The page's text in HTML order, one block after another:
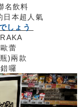
名飲料
日本超人氣
しょう
蕾
)兩款
囉